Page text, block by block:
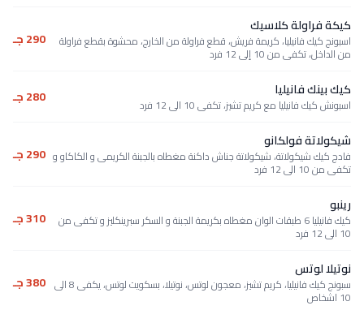
كيكة فراولة كلاسيك
اسبونج كيك فانيليا، كريمة فريش، قطع فراولة من الخارج، محشوة بقطع فراولة
من الداخل، تكفى من 10 إلى 12 فرد
290 جـ
كيك بينك فانيليا
اسبونش كيك فانيليا مع كريم تشيز، تكفى 10 الى 12 فرد 280 جـ
شيكولاتة فولكانو
فادج كيك شيكولاتة، شيكولاتة جناش داكنة مغطاه بالجبنة الكريمى و الكاكاو و
تكفى من 10 الى 12 فرد
290 جـ
رينبو
كيك فانيليا 6 طبقات الوان مغطاه بكريمة الجبنة و السكر سبرينكليز و تكفى من
10 الى 12 فرد
310 جـ
نوتيلا لوتس
سبونج كيك فانيليا، كريم تشيز، معجون لوتس، نوتيلا، بسكويت لوتس، يكفى 8 الى
10 اشخاص
380 جـ